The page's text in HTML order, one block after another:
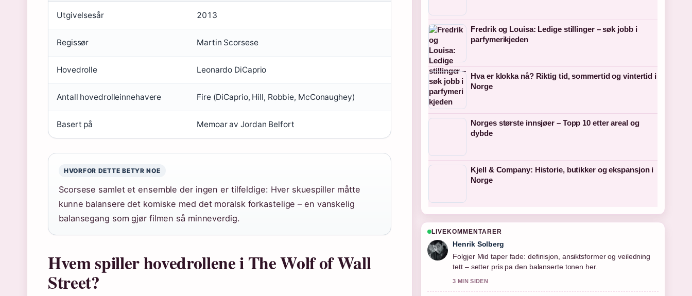
Utgivelsesår 2013
Regissør Martin Scorsese
Hovedrolle Leonardo DiCaprio
Antall hovedrolleinnehavere Fire (DiCaprio, Hill, Robbie, McConaughey)
Basert på Memoar av Jordan Belfort
HVORFOR DETTE BETYR NOE
Scorsese samlet et ensemble der ingen er tilfeldige: Hver skuespiller måtte
kunne balansere det komiske med det moralsk forkastelige – en vanskelig
balansegang som gjør filmen så minneverdig.
Hvem spiller hovedrollene i The Wolf of Wall
Street?
Fredrik og Louisa: Ledige stillinger – søk jobb i
parfymerikjeden
Hva er klokka nå? Riktig tid, sommertid og vintertid i
Norge
Norges største innsjøer – Topp 10 etter areal og
dybde
Kjell & Company: Historie, butikker og ekspansjon i
Norge
LIVEKOMMENTARER
Henrik Solberg
Folgjer Mid taper fade: definisjon, ansiktsformer og veiledning
tett – setter pris pa den balanserte tonen her.
3 MIN SIDEN